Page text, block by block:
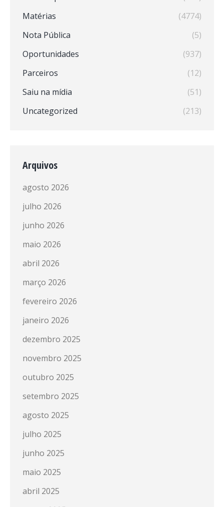
Matérias
(4774)
Nota Pública
(5)
Oportunidades
(937)
Parceiros
(12)
Saiu na mídia
(51)
Uncategorized
(213)
Arquivos
agosto 2026
julho 2026
junho 2026
maio 2026
abril 2026
março 2026
fevereiro 2026
janeiro 2026
dezembro 2025
novembro 2025
outubro 2025
setembro 2025
agosto 2025
julho 2025
junho 2025
maio 2025
abril 2025